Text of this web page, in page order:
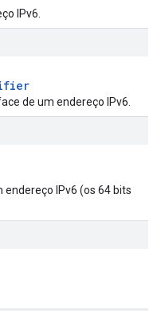
IPv6.
de um endereço IPv6.
endereço IPv6 (os 64 bits